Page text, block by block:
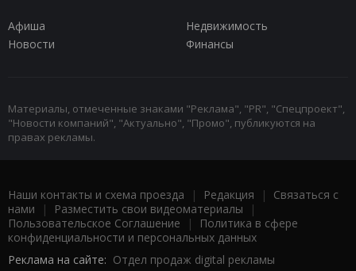
Афиша
Недвижимость
Новости
Финансы
Материалы, отмеченные знаками "Реклама", "PR", "Спецпроект",
"Новости компаний", "Актуально", "Промо", публикуются на
правах рекламы.
Наши контакты и схема проезда | Редакция | Связаться с
нами | Разместить свои видеоматериалы |
Пользовательское Соглашение |
Политика в сфере
конфиденциальности и персональных данных
Реклама на сайте: Отдел продаж digital рекламы